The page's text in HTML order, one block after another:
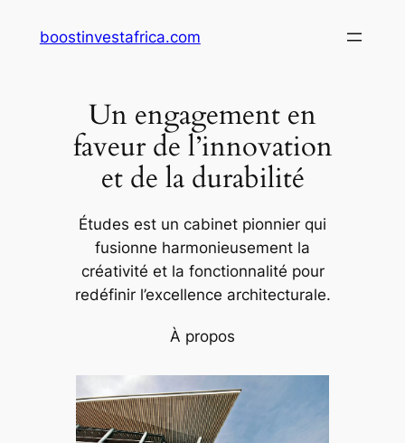
boostinvestafrica.com
Un engagement en
faveur de l’innovation
et de la durabilité
Études est un cabinet pionnier qui
fusionne harmonieusement la
créativité et la fonctionnalité pour
redéfinir l’excellence architecturale.
À propos